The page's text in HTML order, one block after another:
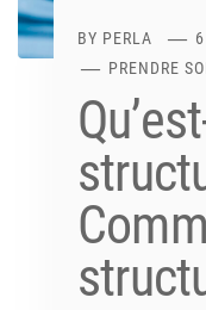
BY PERLA
PRENDRE